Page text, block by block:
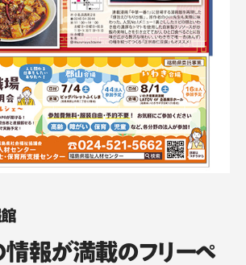
情報が満載のフリーペ